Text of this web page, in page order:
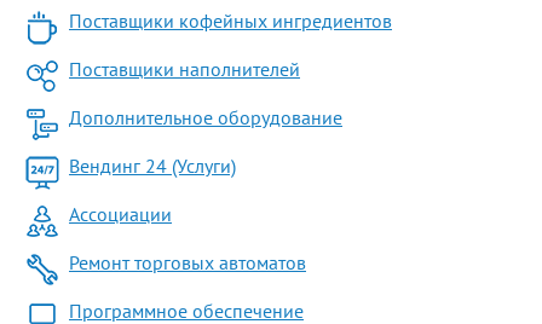
Поставщики кофейных ингредиентов
Поставщики наполнителей
Дополнительное оборудование
Вендинг 24 (Услуги)
Ассоциации
Ремонт торговых автоматов
Программное обеспечение